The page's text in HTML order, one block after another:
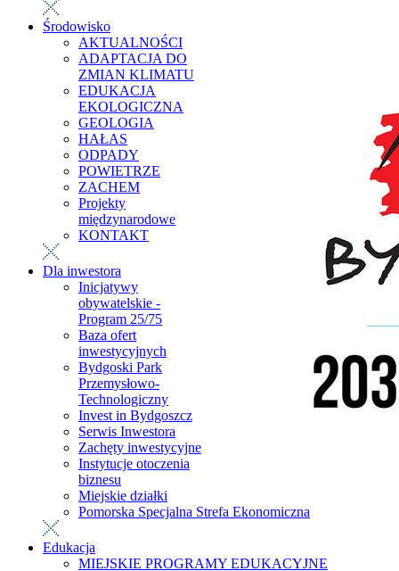
Środowisko
AKTUALNOŚCI
ADAPTACJA DO
ZMIAN KLIMATU
EDUKACJA
EKOLOGICZNA
GEOLOGIA
HAŁAS
ODPADY
POWIETRZE
ZACHEM
Projekty
międzynarodowe
KONTAKT
Dla inwestora
Inicjatywy
obywatelskie -
Program 25/75
Baza ofert
inwestycyjnych
Bydgoski Park
Przemysłowo-
Technologiczny
Invest in Bydgoszcz
Serwis Inwestora
Zachęty inwestycyjne
Instytucje otoczenia
biznesu
Miejskie działki
Pomorska Specjalna Strefa Ekonomiczna
Edukacja
MIEJSKIE PROGRAMY EDUKACYJNE